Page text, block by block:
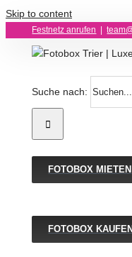
Skip to content
Festnetz anrufen
Suche nach:
FOTOBOX MIETEN
FOTOBOX KAUFEN